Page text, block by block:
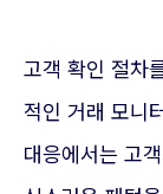
고객 확인 절차
적인 거래 모니
대응에서는 고